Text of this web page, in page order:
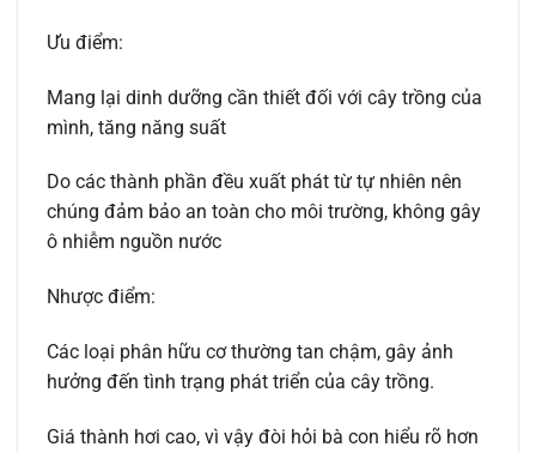
Ưu điểm:
Mang lại dinh dưỡng cần thiết đối với cây trồng của
mình, tăng năng suất
Do các thành phần đều xuất phát từ tự nhiên nên
chúng đảm bảo an toàn cho môi trường, không gây
ô nhiễm nguồn nước
Nhược điểm:
Các loại phân hữu cơ thường tan chậm, gây ảnh
hưởng đến tình trạng phát triển của cây trồng.
Giá thành hơi cao, vì vậy đòi hỏi bà con hiểu rõ hơn